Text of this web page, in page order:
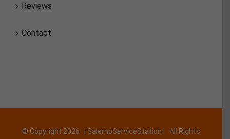
Reviews
Contact
© Copyright 2026 | SalernoServiceStation | All Rights